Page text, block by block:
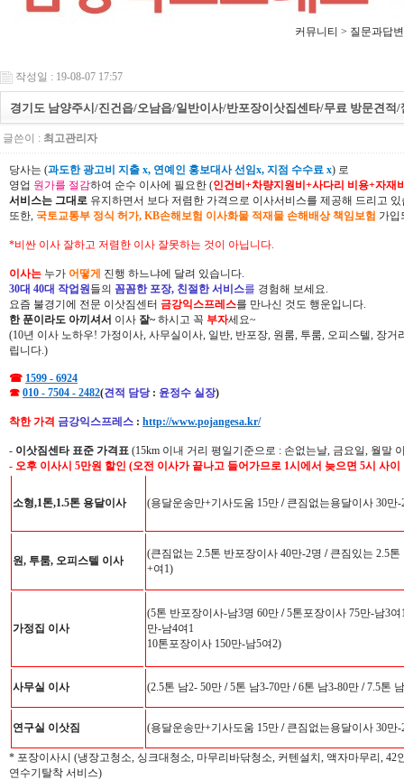
커뮤니티 > 질문과답변
작성일 : 19-08-07 17:57
경기도 남양주시/진건읍/오남읍/일반이사/반포장이삿집센타/무료 방문견적/
글쓴이 : 최고관리자
당사는 (과도한 광고비 지출 x, 연예인 홍보대사 선임x, 지점 수수료 x) 로
영업 원가를 절감하여 순수 이사에 필요한 (인건비+차량지원비+사다리 비용+자재
서비스는 그대로 유지하면서 보다 저렴한 가격으로 이사서비스를 제공해 드리고 있
또한, 국토교통부 정식 허가, KB손해보험 이사화물 적재물 손해배상 책임보험 가입
*비싼 이사 잘하고 저렴한 이사 잘못하는 것이 아닙니다.
이사는 누가 어떻게 진행 하느냐에 달려 있습니다.
30대 40대 작업원들의 꼼꼼한 포장, 친절한 서비스를 경험해 보세요.
요즘 불경기에 전문 이삿짐센터 금강익스프레스를 만나신 것도 행운입니다.
한 푼이라도 아끼셔서 이사 잘~ 하시고 꼭 부자세요~
(10년 이사 노하우! 가정이사, 사무실이사, 일반, 반포장, 원룸, 투룸, 오피스텔, 장
립니다.)
☎ 1599 - 6924
☎ 010 - 7504 - 2482(견적 담당 : 윤정수 실장)
착한 가격 금강익스프레스 : http://www.pojangesa.kr/
- 이삿짐센타 표준 가격표 (15km 이내 거리 평일기준으로 : 손없는날, 금요일, 월말
- 오후 이사시 5만원 할인 (오전 이사가 끝나고 들어가므로 1시에서 늦으면 5시 사
소형,1톤,1.5톤 용달이사 (용달운송만+기사도움 15만 /큰짐없는용달이사 30만-
원, 투룸, 오피스텔 이사
(큰짐없는 2.5톤 반포장이사 40만-2명 /큰짐있는 2.5톤
+여1)
가정집 이사
(5톤 반포장이사-남3명 60만 /5톤포장이사 75만-남3여
만-남4여1
10톤포장이사 150만-남5여2)
사무실 이사 (2.5톤 남2- 50만 /5톤 남3-70만 /6톤 남3-80만 /7.5톤
연구실 이삿짐 (용달운송만+기사도움 15만 /큰짐없는용달이사 30만
* 포장이사시 (냉장고청소, 싱크대청소, 마무리바닦청소, 커텐설치, 액자마무리,
연수기탈착 서비스)